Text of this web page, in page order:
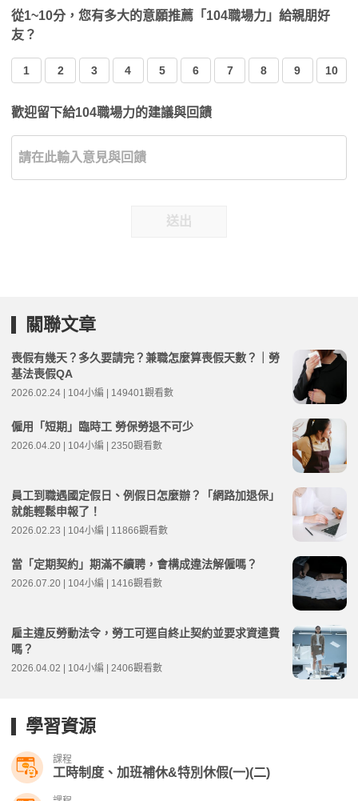
從1~10分，您有多大的意願推薦「104職場力」給親朋好
友？
1 2 3 4 5 6 7 8 9 10
歡迎留下給104職場力的建議與回饋
送出
關聯文章
喪假有幾天？多久要請完？兼職怎麼算喪假天數？｜勞
基法喪假QA
2026.02.24 | 104小編 | 149401觀看數
僱用「短期」臨時工 勞保勞退不可少
2026.04.20 | 104小編 | 2350觀看數
員工到職遇國定假日、例假日怎麼辦？「網路加退保」
就能輕鬆申報了！
2026.02.23 | 104小編 | 11866觀看數
當「定期契約」期滿不續聘，會構成違法解僱嗎？
2026.07.20 | 104小編 | 1416觀看數
雇主違反勞動法令，勞工可逕自終止契約並要求資遣費
嗎？
2026.04.02 | 104小編 | 2406觀看數
學習資源
課程
工時制度、加班補休&特別休假(一)(二)